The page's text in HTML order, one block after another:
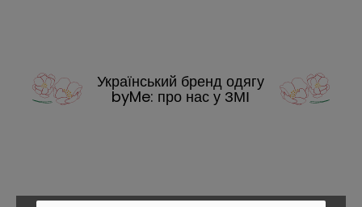
Український бренд одягу
byMe: про нас у ЗМІ